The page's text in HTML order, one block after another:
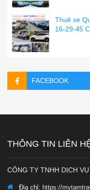
Thuê xe
16-29-45
FACEBOOK
THÔNG TIN LIÊN
CÔNG TY TNHH DỊCH
Địa chỉ: https://